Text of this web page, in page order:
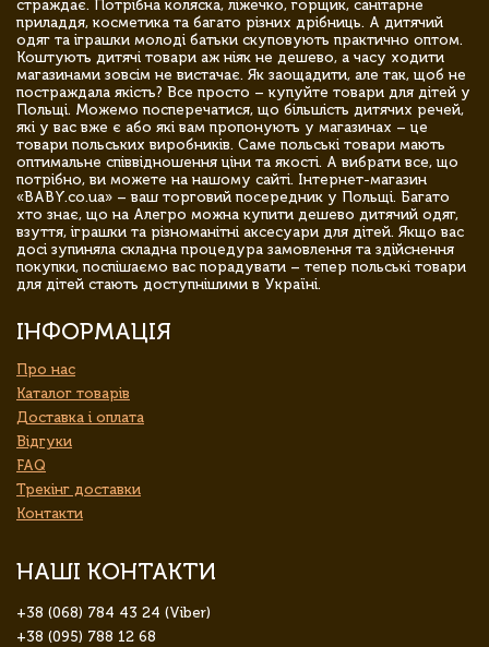
страждає. Потрібна коляска, ліжечко, горщик, санітарне
приладдя, косметика та багато різних дрібниць. А дитячий
одяг та іграшки молоді батьки скуповують практично оптом.
Коштують дитячі товари аж ніяк не дешево, а часу ходити
магазинами зовсім не вистачає. Як заощадити, але так, щоб не
постраждала якість? Все просто – купуйте товари для дітей у
Польщі. Можемо посперечатися, що більшість дитячих речей,
які у вас вже є або які вам пропонують у магазинах – це
товари польських виробників. Саме польські товари мають
оптимальне співвідношення ціни та якості. А вибрати все, що
потрібно, ви можете на нашому сайті. Інтернет-магазин
«BABY.co.ua» – ваш торговий посередник у Польщі. Багато
хто знає, що на Алегро можна купити дешево дитячий одяг,
взуття, іграшки та різноманітні аксесуари для дітей. Якщо вас
досі зупиняла складна процедура замовлення та здійснення
покупки, поспішаємо вас порадувати – тепер польські товари
для дітей стають доступнішими в Україні.
ІНФОРМАЦІЯ
Про нас
Каталог товарів
Доставка і оплата
Відгуки
FAQ
Трекінг доставки
Контакти
НАШІ КОНТАКТИ
+38 (068) 784 43 24 (Viber)
+38 (095) 788 12 68